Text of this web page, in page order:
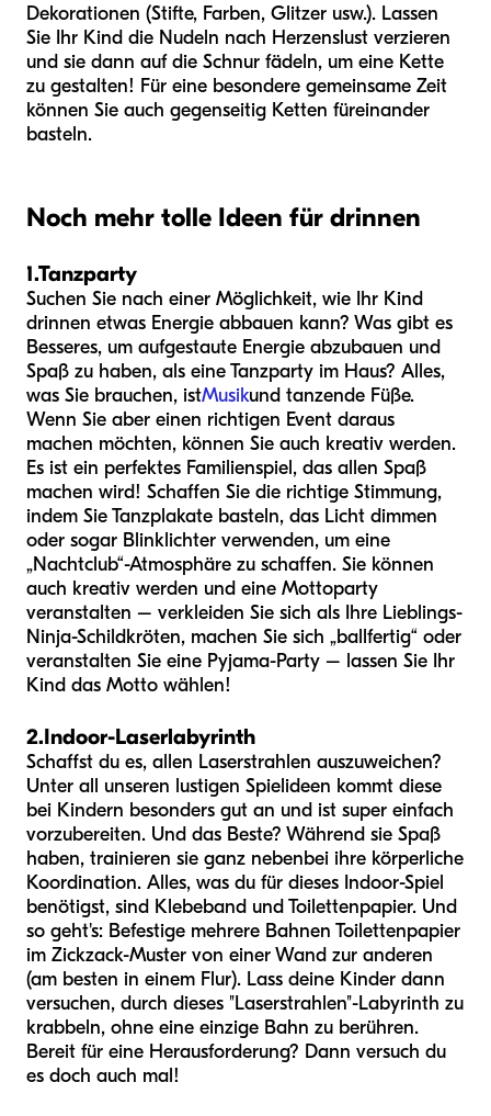
Dekorationen (Stifte, Farben, Glitzer usw.). Lassen
Sie Ihr Kind die Nudeln nach Herzenslust verzieren
und sie dann auf die Schnur fädeln, um eine Kette
zu gestalten! Für eine besondere gemeinsame Zeit
können Sie auch gegenseitig Ketten füreinander
basteln.
Noch mehr tolle Ideen für drinnen
1.Tanzparty
Suchen Sie nach einer Möglichkeit, wie Ihr Kind
drinnen etwas Energie abbauen kann? Was gibt es
Besseres, um aufgestaute Energie abzubauen und
Spaß zu haben, als eine Tanzparty im Haus? Alles,
was Sie brauchen, istMusikund tanzende Füße.
Wenn Sie aber einen richtigen Event daraus
machen möchten, können Sie auch kreativ werden.
Es ist ein perfektes Familienspiel, das allen Spaß
machen wird! Schaffen Sie die richtige Stimmung,
indem Sie Tanzplakate basteln, das Licht dimmen
oder sogar Blinklichter verwenden, um eine
„Nachtclub“-Atmosphäre zu schaffen. Sie können
auch kreativ werden und eine Mottoparty
veranstalten – verkleiden Sie sich als Ihre Lieblings-
Ninja-Schildkröten, machen Sie sich „ballfertig“ oder
veranstalten Sie eine Pyjama-Party – lassen Sie Ihr
Kind das Motto wählen!
2.Indoor-Laserlabyrinth
Schaffst du es, allen Laserstrahlen auszuweichen?
Unter all unseren lustigen Spielideen kommt diese
bei Kindern besonders gut an und ist super einfach
vorzubereiten. Und das Beste? Während sie Spaß
haben, trainieren sie ganz nebenbei ihre körperliche
Koordination. Alles, was du für dieses Indoor-Spiel
benötigst, sind Klebeband und Toilettenpapier. Und
so geht's: Befestige mehrere Bahnen Toilettenpapier
im Zickzack-Muster von einer Wand zur anderen
(am besten in einem Flur). Lass deine Kinder dann
versuchen, durch dieses "Laserstrahlen"-Labyrinth zu
krabbeln, ohne eine einzige Bahn zu berühren.
Bereit für eine Herausforderung? Dann versuch du
es doch auch mal!